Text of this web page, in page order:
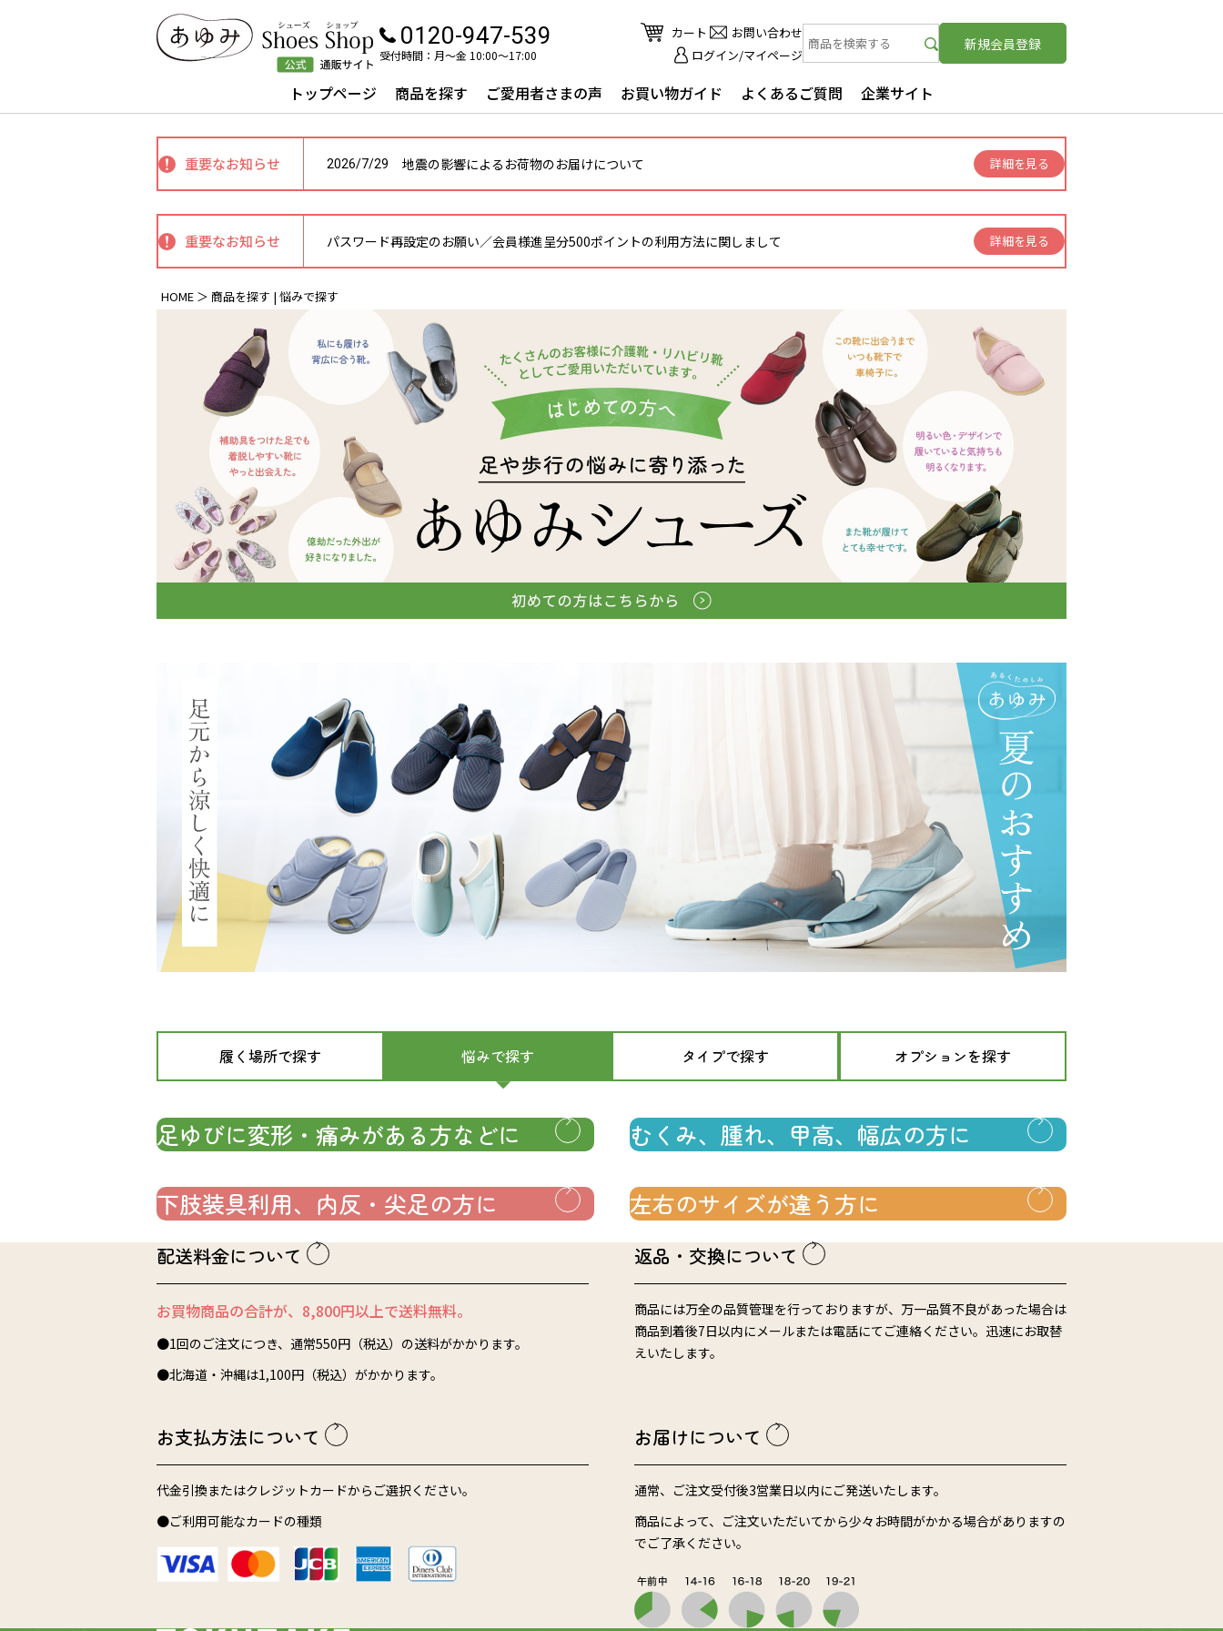
0120-947-539
受付時間：月～金 10:00〜17:00
カート
お問い合わせ
ログイン/マイページ
新規会員登録
ナビゲーションメニュートップページ 商品を探す ご愛用者さまの声 お買い物ガイド よくあるご質問 企業サイト
重要なお知らせ 2026/7/29 地震の影響によるお荷物のお届けについて 詳細を見る
重要なお知らせ パスワード再設定のお願い／会員様進呈分500ポイントの利用方法に関しまして 詳細を見る
HOME 商品を探す | 悩みで探す
商品一覧・商品を探す
履く場所で探す 悩みで探す タイプで探す オプションを探す
足ゆびに変形・痛みがある方などに むくみ、腫れ、甲高、幅広の方に
下肢装具利用、内反・尖足の方に 左右のサイズが違う方に
配送料金について
お買物商品の合計が、8,800円以上で送料無料。
●1回のご注文につき、通常550円（税込）の送料がかかります。
●北海道・沖縄は1,100円（税込）がかかります。
返品・交換について
商品には万全の品質管理を行っておりますが、万一品質不良があった場合は
商品到着後7日以内にメールまたは電話にてご連絡ください。迅速にお取替
えいたします。
お支払方法について
代金引換またはクレジットカードからご選択ください。
●ご利用可能なカードの種類
お届けについて
通常、ご注文受付後3営業日以内にご発送いたします。
商品によって、ご注文いただいてから少々お時間がかかる場合がありますの
でご了承ください。